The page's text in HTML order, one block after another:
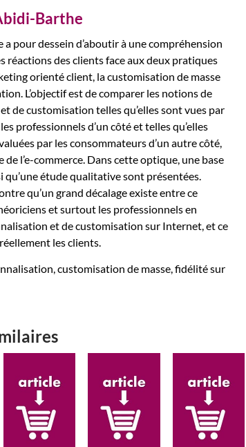
Barthe
a pour dessein d’aboutir à une compréhension
réactions des clients face aux deux pratiques
orienté client, la customisation de masse
L’objectif est de comparer les notions de
de customisation telles qu’elles sont vues par
professionnels d’un côté et telles qu’elles
par les consommateurs d’un autre côté,
de l’e-commerce. Dans cette optique, une base
qu’une étude qualitative sont présentées.
qu’un grand décalage existe entre ce
et surtout les professionnels en
et de customisation sur Internet, et ce
les clients.
customisation de masse, fidélité sur